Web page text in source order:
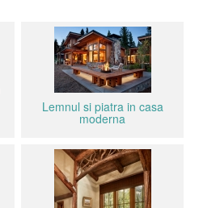
Lemnul si piatra in casa
moderna